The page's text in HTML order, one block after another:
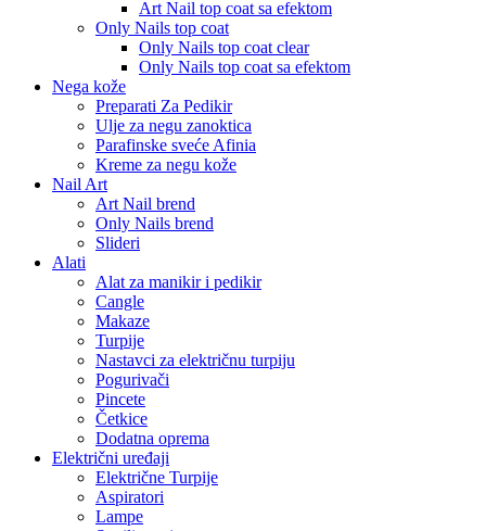
Art Nail top coat sa efektom
Only Nails top coat
Only Nails top coat clear
Only Nails top coat sa efektom
Nega kože
Preparati Za Pedikir
Ulje za negu zanoktica
Parafinske sveće Afinia
Kreme za negu kože
Nail Art
Art Nail brend
Only Nails brend
Slideri
Alati
Alat za manikir i pedikir
Cangle
Makaze
Turpije
Nastavci za električnu turpiju
Pogurivači
Pincete
Četkice
Dodatna oprema
Električni uređaji
Električne Turpije
Aspiratori
Lampe